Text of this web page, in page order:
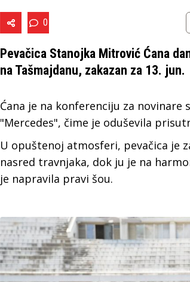
0
Pevačica Stanojka Mitrović Ćana
na Tašmajdanu, zakazan za 13. jun.
Ćana je na konferenciju za
"Mercedes", čime je oduševila
U opuštenoj atmosferi, pevačica je
nasred travnjaka, dok ju je na
je napravila pravi šou.